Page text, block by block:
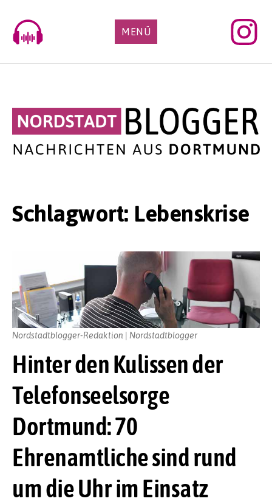
content
MENÜ
Schlagwort: Lebenskrise
Hinter den Kulissen der
Telefonseelsorge
Dortmund: 70
Ehrenamtliche sind rund
um die Uhr im Einsatz
Nordstadtblogger-Redaktion | Nordstadtblogger